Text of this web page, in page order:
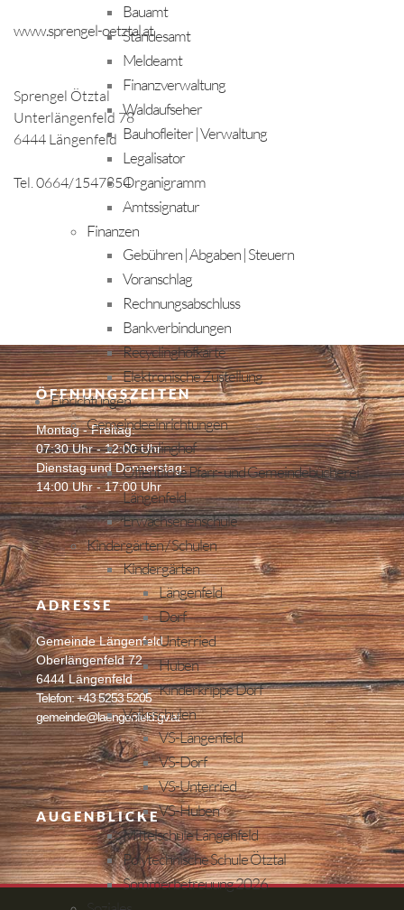
Bauamt
Standesamt
Meldeamt
Finanzverwaltung
Waldaufseher
Bauhofleiter | Verwaltung
Legalisator
Organigramm
Amtssignatur
Finanzen
Gebühren | Abgaben | Steuern
Voranschlag
Rechnungsabschluss
Bankverbindungen
Recyclinghofkarte
Elektronische Zustellung
Einrichtungen
Gemeindeeinrichtungen
Recyclinghof
Öffentliche Pfarr- und Gemeindebücherei
Längenfeld
Erwachsenenschule
Kindergärten / Schulen
Kindergärten
Längenfeld
Dorf
Unterried
Huben
Kinderkrippe Dorf
Volksschulen
VS-Längenfeld
VS-Dorf
VS-Unterried
VS-Huben
Mittelschule Längenfeld
Polytechnische Schule Ötztal
Sommerbetreuung 2026
www.sprengel-oetztal.at
Sprengel Ötztal
Unterlängenfeld 78
6444 Längenfeld
Tel. 0664/1547854
ÖFFNUNGSZEITEN
Montag - Freitag:
07:30 Uhr - 12:00 Uhr
Dienstag und Donnerstag:
14:00 Uhr - 17:00 Uhr
ADRESSE
Gemeinde Längenfeld
Oberlängenfeld 72
6444 Längenfeld
Telefon: +43 5253 5205
gemeinde@laengenfeld.gv.at
AUGENBLICKE